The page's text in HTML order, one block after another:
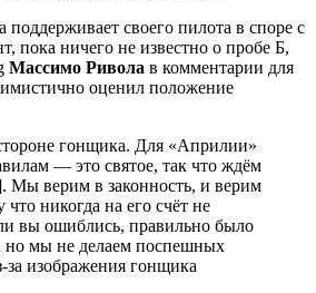
своего пилота в споре с
пока ничего не известно о пробе Б,
Массимо Ривола в комментарии для
оценил положение
гонщика. Для «Априлии»
— это святое, так что ждём
Мы верим в законность, и верим
никогда на его счёт не
вы ошиблись, правильно было
но мы не делаем поспешных
изображения гонщика